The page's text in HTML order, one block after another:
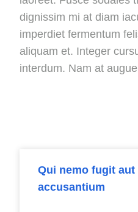
dignissim mi at diam
imperdiet fermentum
aliquam et. Integer
interdum. Nam at
Qui nemo fugit
accusantium